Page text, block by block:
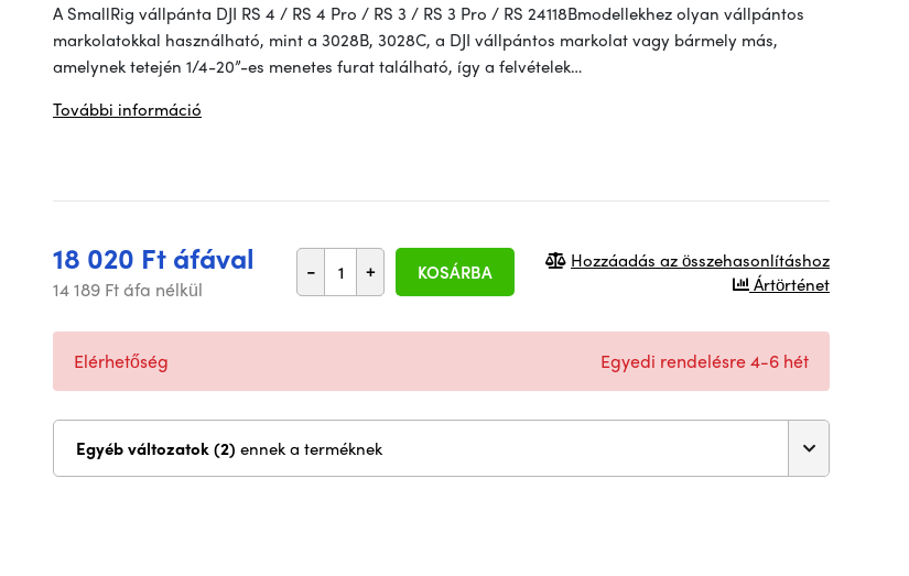
A SmallRig vállpánta DJI RS 4 / RS 4 Pro / RS 3 / RS 3 Pro / RS 24118Bmodellekhez olyan vállpántos
markolatokkal használható, mint a 3028B, 3028C, a DJI vállpántos markolat vagy bármely más,
amelynek tetején 1/4-20”-es menetes furat található, így a felvételek…
További információ
18 020 Ft áfával
14 189 Ft áfa nélkül
- + KOSÁRBA
Hozzáadás az összehasonlításhoz
Ártörténet
Elérhetőség Egyedi rendelésre 4-6 hét
Egyéb változatok (2) ennek a terméknek